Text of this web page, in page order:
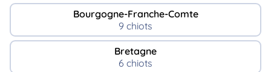
Bourgogne-Franche-Comte
9 chiots
Bretagne
6 chiots